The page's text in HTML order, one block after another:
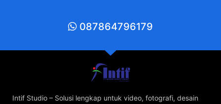
087864796179
Intif Studio – Solusi lengkap untuk video, fotografi, desain